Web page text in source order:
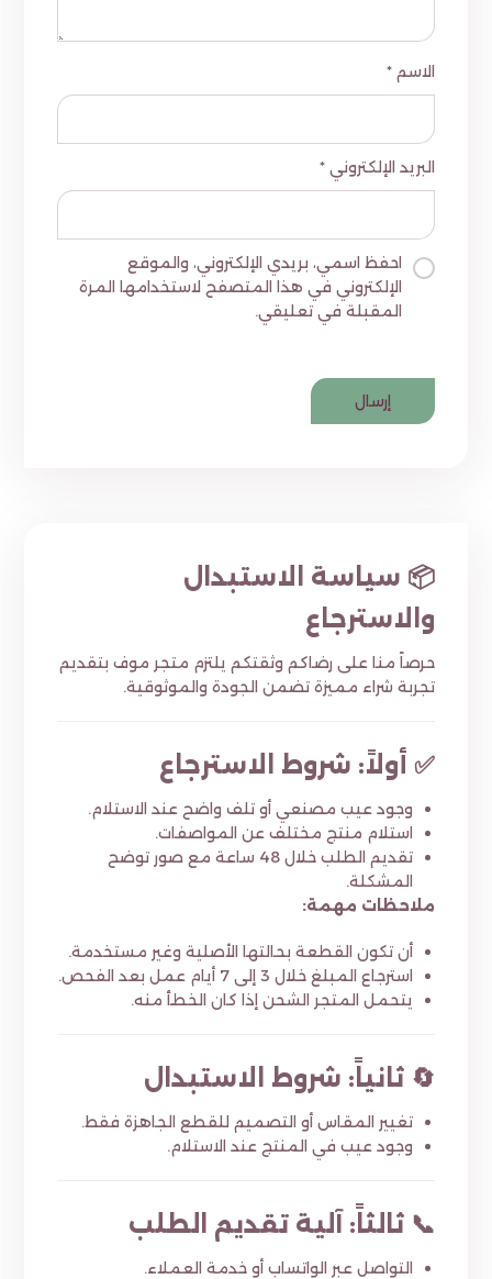
الاسم*
البريد الإلكتروني*
احفظ اسمي، بريدي الإلكتروني، والموقع
الإلكتروني في هذا المتصفح لاستخدامها المرة
المقبلة في تعليقي.
📦 سياسة الاستبدال
والاسترجاع
حرصاً منا على رضاكم وثقتكم يلتزم متجر موف بتقديم
تجربة شراء مميزة تضمن الجودة والموثوقية.
✅ أولاً: شروط الاسترجاع
وجود عيب مصنعي أو تلف واضح عند الاستلام.
استلام منتج مختلف عن المواصفات.
تقديم الطلب خلال 48 ساعة مع صور توضح
المشكلة.
ملاحظات مهمة:
أن تكون القطعة بحالتها الأصلية وغير مستخدمة.
استرجاع المبلغ خلال 3 إلى 7 أيام عمل بعد الفحص.
يتحمل المتجر الشحن إذا كان الخطأ منه.
🔄 ثانياً: شروط الاستبدال
تغيير المقاس أو التصميم للقطع الجاهزة فقط.
وجود عيب في المنتج عند الاستلام.
📞 ثالثاً: آلية تقديم الطلب
التواصل عبر الواتساب أو خدمة العملاء.